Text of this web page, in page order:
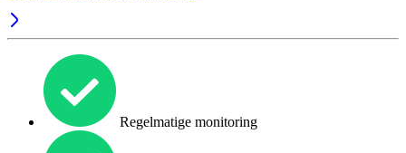
Regelmatige monitoring